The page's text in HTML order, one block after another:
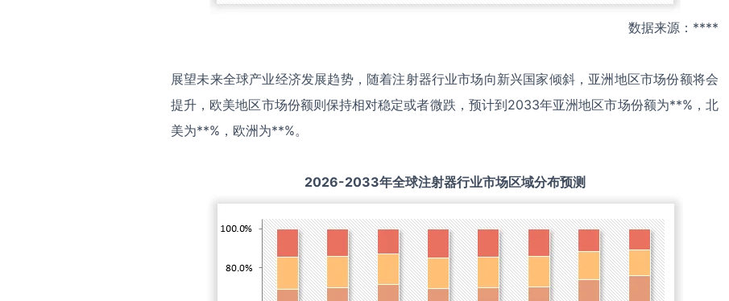
数据来源：****
展望未来全球产业经济发展趋势，随着注射器行业市场向新兴国家倾斜，亚洲地区市场份额将会
提升，欧美地区市场份额则保持相对稳定或者微跌，预计到2033年亚洲地区市场份额为**%，北
美为**%，欧洲为**%。
2026-2033年全球注射器行业市场区域分布预测